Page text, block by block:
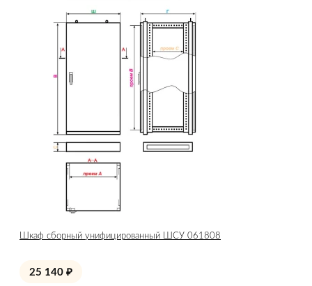
Шкаф сборный унифицированный ШСУ 061808
25 140 ₽